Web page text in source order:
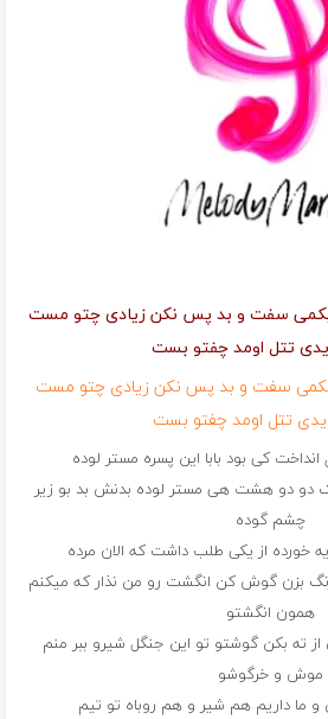
یکمی سفت و بد پس نکن زیادی چتو مست
تتل اومد چفتو بست
یکمی سفت و بد پس نکن زیادی چتو مست
تتل اومد چفتو بست
کی بود بابا این پسره مستر لوده
دو دو هشت هی مستر لوده بدنش بد بو زیر
چشم گوده
خورده از یکی طلب داشت که الان مرده
بزن گوش کن انگشت رو من نذار که میکنم
همون انگشتو
ته بکن گوشتو تو این جنگل شیرو ببر منم
موش و خرگوشو
ما داریم هم شیر و هم روباه تو تیم